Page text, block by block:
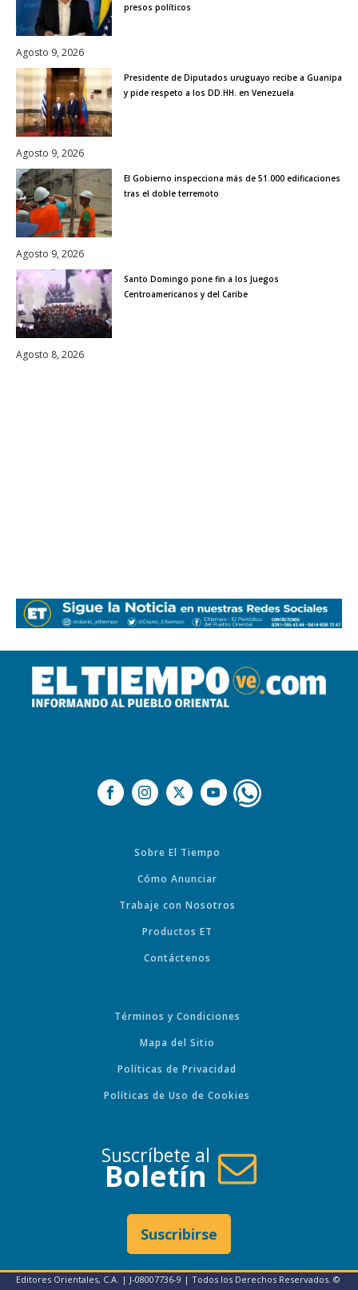
presos políticos
Agosto 9, 2026
Presidente de Diputados uruguayo recibe a Guanipa
y pide respeto a los DD.HH. en Venezuela
Agosto 9, 2026
El Gobierno inspecciona más de 51.000 edificaciones
tras el doble terremoto
Agosto 9, 2026
Santo Domingo pone fin a los Juegos
Centroamericanos y del Caribe
Agosto 8, 2026
Sobre El Tiempo
Cómo Anunciar
Trabaje con Nosotros
Productos ET
Contáctenos
Términos y Condiciones
Mapa del Sitio
Políticas de Privacidad
Políticas de Uso de Cookies
Suscríbete al
Boletín
Suscribirse
Editores Orientales, C.A. | J-08007736-9 | Todos los Derechos Reservados. ©